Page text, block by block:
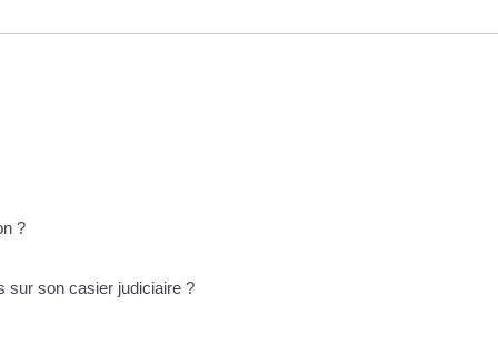
?
sur son casier judiciaire ?